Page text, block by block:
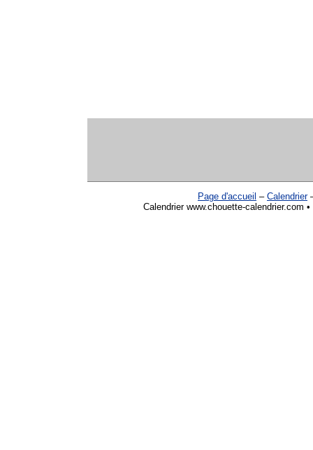
Page d'accueil – Calendrier
Calendrier www.chouette-calendrier.com